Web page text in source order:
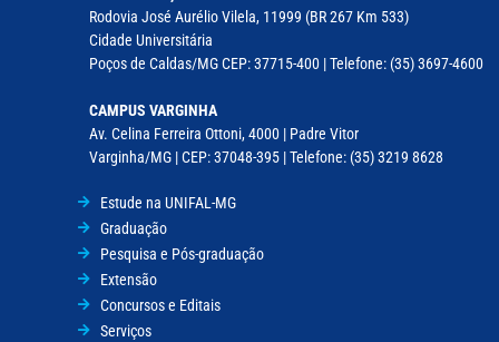
Rodovia José Aurélio Vilela, 11999 (BR 267 Km 533)
Cidade Universitária
Poços de Caldas/MG CEP: 37715-400 | Telefone: (35) 3697-4600
CAMPUS VARGINHA
Av. Celina Ferreira Ottoni, 4000 | Padre Vitor
Varginha/MG | CEP: 37048-395 | Telefone: (35) 3219 8628
Estude na UNIFAL-MG
Graduação
Pesquisa e Pós-graduação
Extensão
Concursos e Editais
Serviços